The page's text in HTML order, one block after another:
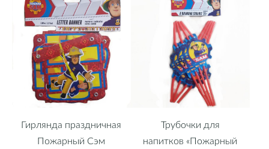
Гирлянда праздничная
Пожарный Сэм
Трубочки для
напитков «Пожарный